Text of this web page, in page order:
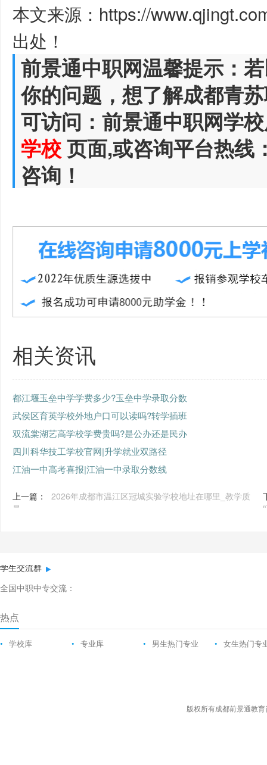
本文来源：https://
出处！
前景通中职网温馨提示：
你的问题，想了解成都青
可访问：前景通中职网学
学校页面,或咨询平台热线
咨询！
相关资讯
都江堰玉垒中学学费多少?玉垒中学录取分数
武侯区育英学校外地户口可以读吗?转学插班
双流棠湖艺高学校学费贵吗?是公办还是民办
四川科华技工学校官网|升学就业双路径
江油一中高考喜报|江油一中录取分数线
上一篇：
2026年成都市温江区冠城实验学校地址在哪里_教学质
量
学生交流群
全国中职中专交流：
热点
• 学校库 • 专业库 • 男生热门专业 • 女生热门专
版权所有成都前景通教